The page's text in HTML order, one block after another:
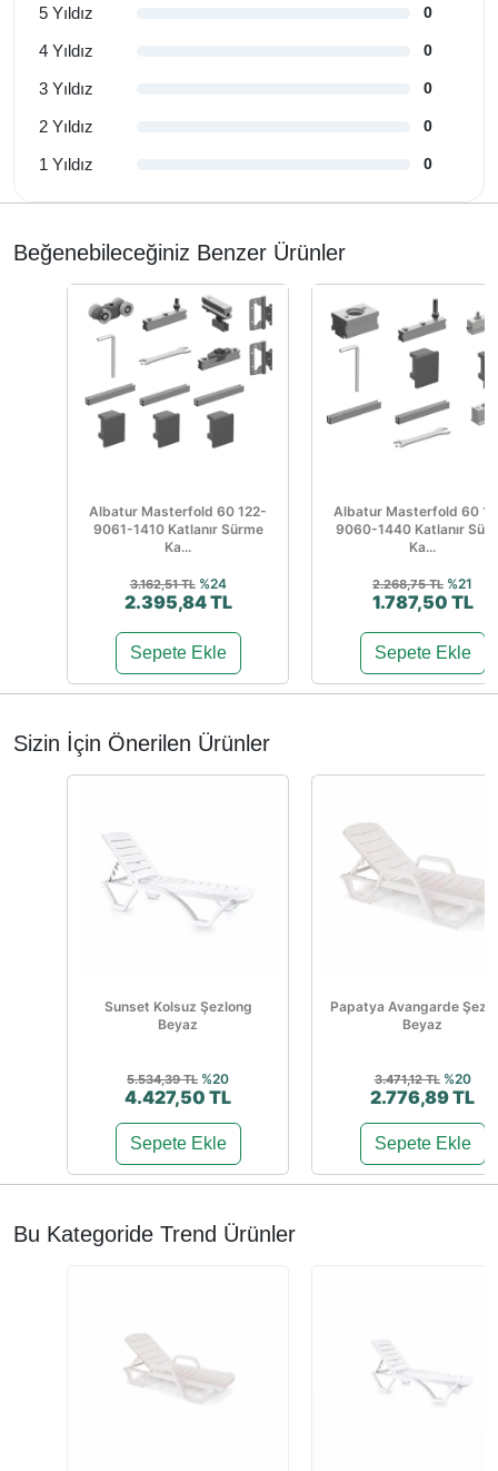
5 Yıldız 0
4 Yıldız 0
3 Yıldız 0
2 Yıldız 0
1 Yıldız 0
Beğenebileceğiniz Benzer Ürünler
Albatur Masterfold 60 122-
9061-1410 Katlanır Sürme
Ka...
3.162,51 TL %24
2.395,84 TL
Sepete Ekle
Albatur Masterfold 60
9060-1440 Katlanır
Ka...
2.268,75 TL %21
1.787,50 TL
Sepete Ekle
Sizin İçin Önerilen Ürünler
Sunset Kolsuz Şezlong
Beyaz
5.534,39 TL %20
4.427,50 TL
Sepete Ekle
Papatya Avangarde
Beyaz
3.471,12 TL %20
2.776,89 TL
Sepete Ekle
Bu Kategoride Trend Ürünler